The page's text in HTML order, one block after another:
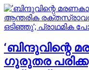
‘ബിന്ദുവിന്റെ
ഗുരുതര